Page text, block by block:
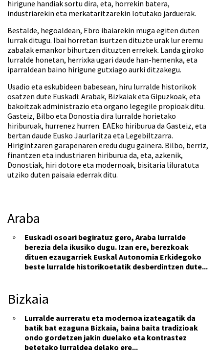
hirigune handiak sortu dira, eta, horrekin batera,
industriarekin eta merkataritzarekin lotutako jarduerak.
Bestalde, hegoaldean, Ebro ibaiarekin muga egiten duten
lurrak ditugu. Ibai horretan isurtzen dituzte urak lur eremu
zabalak emankor bihurtzen dituzten errekek. Landa giroko
lurralde honetan, herrixka ugari daude han-hemenka, eta
iparraldean baino hirigune gutxiago aurki ditzakegu.
Usadio eta eskubideen babesean, hiru lurralde historikok
osatzen dute Euskadi: Arabak, Bizkaiak eta Gipuzkoak, eta
bakoitzak administrazio eta organo legegile propioak ditu.
Gasteiz, Bilbo eta Donostia dira lurralde horietako
hiriburuak, hurrenez hurren. EAEko hiriburua da Gasteiz, eta
bertan daude Eusko Jaurlaritza eta Legebiltzarra.
Hirigintzaren garapenaren eredu dugu gainera. Bilbo, berriz,
finantzen eta industriaren hiriburua da, eta, azkenik,
Donostiak, hiri dotore eta modernoak, bisitaria liluratuta
utziko duten paisaia ederrak ditu.
Araba
Euskadi osoari begiratuz gero, Araba lurralde
berezia dela ikusiko dugu. Izan ere, berezkoak
dituen ezaugarriek Euskal Autonomia Erkidegoko
beste lurralde historikoetatik desberdintzen dute...
Bizkaia
Lurralde aurreratu eta modernoa izateagatik da
batik bat ezaguna Bizkaia, baina baita tradizioak
ondo gordetzen jakin duelako eta kontrastez
betetako lurraldea delako ere...